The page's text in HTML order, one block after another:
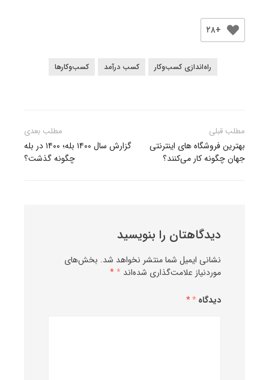
+۲۸
راه‌اندازی کسب‌وکار کسب درآمد کسب‌وکارها
راهبری
نوشته
مطلب قبلی
بهترین فروشگاه های اینترنتی
جهان چگونه کار می‌کنند؟
مطلب بعدی
گزارش سال ۱۴۰۰ بله؛ ۱۴۰۰ در بله
چگونه گذشت؟
دیدگاهتان را بنویسید
نشانی ایمیل شما منتشر نخواهد شد. بخش‌های
موردنیاز علامت‌گذاری شده‌اند *
دیدگاه*